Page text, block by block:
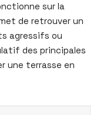
sur la
de retrouver un
agressifs ou
des principales
une terrasse en